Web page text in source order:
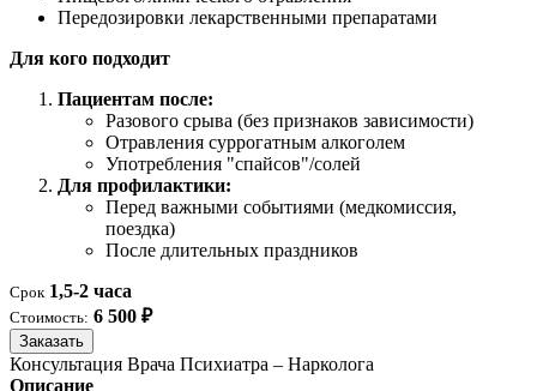
Передозировки лекарственными препаратами
Для кого подходит
Пациентам после:
Разового срыва (без признаков зависимости)
Отравления суррогатным алкоголем
Употребления "спайсов"/солей
Для профилактики:
Перед важными событиями (медкомиссия,
поездка)
После длительных праздников
Срок 1,5-2 часа
Стоимость: 6 500 ₽
Заказать
Консультация Врача Психиатра – Нарколога
Описание